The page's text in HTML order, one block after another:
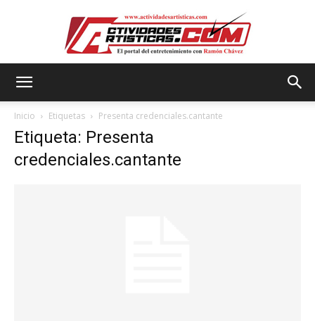
Inicio Etiquetas Presenta credenciales.cantante
Etiqueta: Presenta
credenciales.cantante